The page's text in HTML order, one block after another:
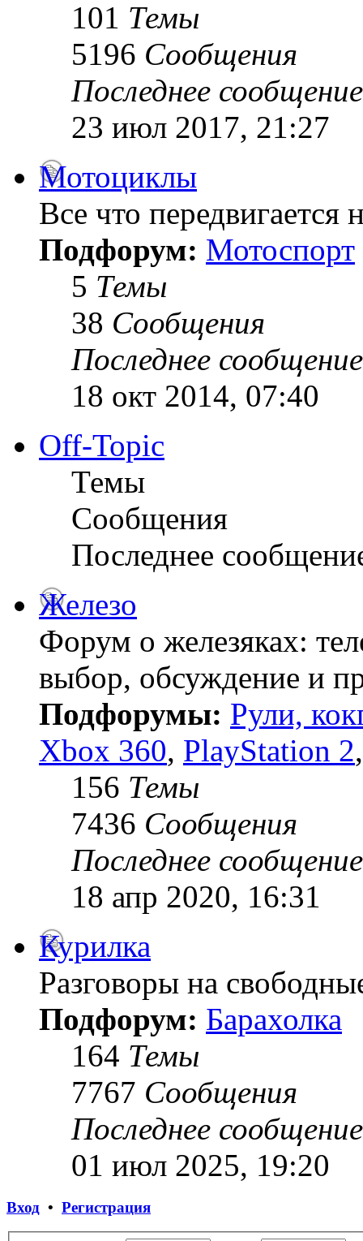
101 Темы
5196 Сообщения
Последнее сообщение
23 июл 2017, 21:27
Мотоциклы
Все что передвигается
Подфорум: Мотоспорт
5 Темы
38 Сообщения
Последнее сообщение
18 окт 2014, 07:40
Off-Topic
Темы
Сообщения
Последнее
Железо
Форум о железяках:
выбор, обсуждение и
Подфорумы: Рули,
Xbox 360, PlayStation 2
156 Темы
7436 Сообщения
Последнее сообщение
18 апр 2020, 16:31
Курилка
Разговоры на
Подфорум: Барахолка
164 Темы
7767 Сообщения
Последнее сообщение
01 июл 2025, 19:20
Вход • Регистрация